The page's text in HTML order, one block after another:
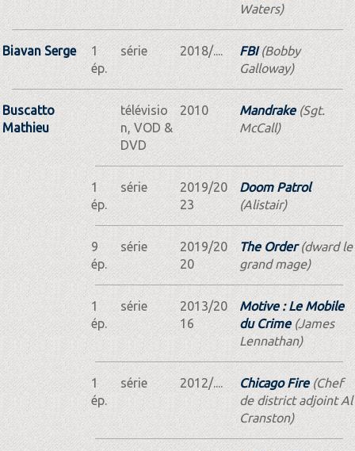
Waters)
Biavan Serge
1
ép.
série 2018/.... FBI(Bobby
Galloway)
Buscatto
Mathieu
télévisio
n, VOD &
DVD
2010 Mandrake(Sgt.
McCall)
1
ép.
série
2019/20
23
Doom Patrol
(Alistair)
9
ép.
série
2019/20
20
The Order(dward le
grand mage)
1
ép.
série
2013/20
16
Motive : Le Mobile
du Crime(James
Lennathan)
1
ép.
série 2012/.... Chicago Fire(Chef
de district adjoint Al
Cranston)